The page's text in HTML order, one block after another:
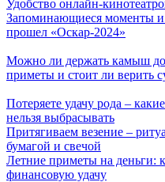
Удобство онлайн-
Запоминающиеся моменты
прошел «Оскар-2024»
Можно ли держать камыш
приметы и стоит ли верить
Потеряете удачу рода –
нельзя выбрасывать
Притягиваем везение –
бумагой и свечой
Летние приметы на деньги:
финансовую удачу